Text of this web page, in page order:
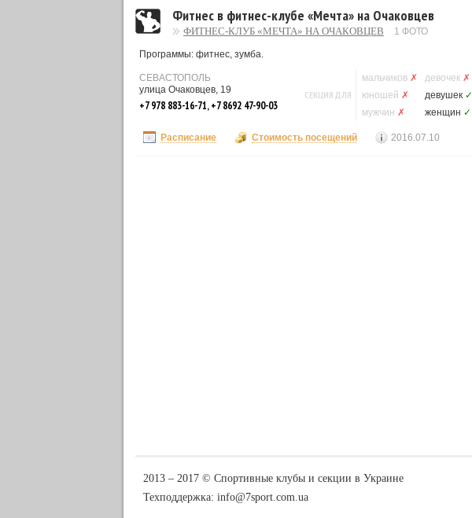
Фитнес в фитнес-клубе «Мечта» на Очаковцев
ФИТНЕС-КЛУБ «МЕЧТА» НА ОЧАКОВЦЕВ 1 ФОТО
Программы: фитнес, зумба.
СЕВАСТОПОЛЬ
улица Очаковцев, 19
+7 978 883-16-71, +7 8692 47-90-03
СЕКЦИЯ ДЛЯ
мальчиков ✗ девочек ✗
юношей ✗ девушек ✓
мужчин ✗ женщин ✓
Расписание Стоимость посещений 2016.07.10
2013 ‒ 2017 © Спортивные клубы и секции в Украине
Техподдержка: info@7sport.com.ua